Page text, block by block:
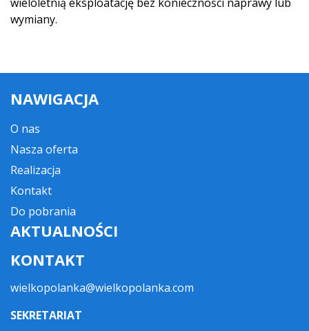
wymiany.
NAWIGACJA
O nas
Nasza oferta
Realizacja
Kontakt
Do pobrania
AKTUALNOŚCI
KONTAKT
wielkopolanka@wielkopolanka.com
SEKRETARIAT